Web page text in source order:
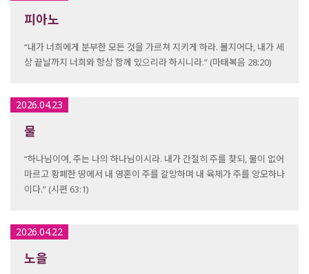
피아노
“내가 너희에게 분부한 모든 것을 가르쳐 지키게 하라. 볼지어다, 내가 세
상 끝날까지 너희와 항상 함께 있으리라 하시니라.” (마태복음 28:20)
2026.04.23
물
“하나님이여, 주는 나의 하나님이시라. 내가 간절히 주를 찾되, 물이 없어
마르고 황폐한 땅에서 내 영혼이 주를 갈망하며 내 육체가 주를 앙모하나
이다.” (시편 63:1)
2026.04.22
노을